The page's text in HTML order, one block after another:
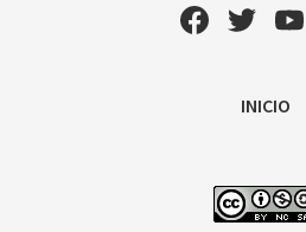
INICIO